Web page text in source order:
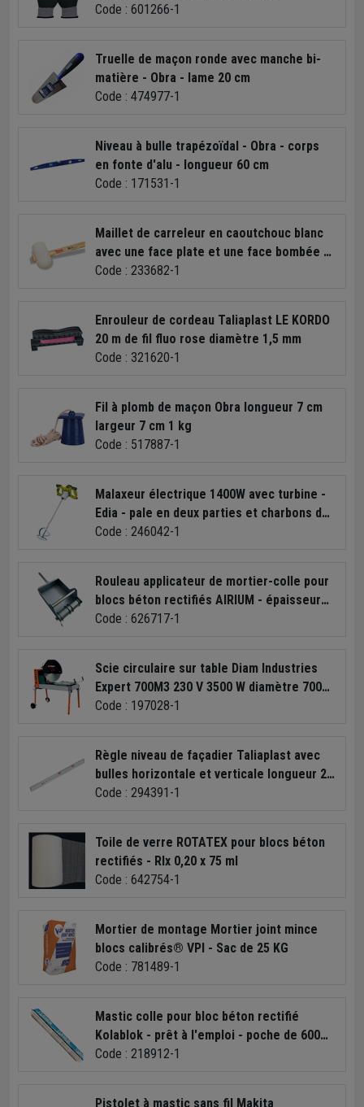
Code : 601266-1
Truelle de maçon ronde avec manche bi-
matière - Obra - lame 20 cm
Code : 474977-1
Niveau à bulle trapézoïdal - Obra - corps
en fonte d'alu - longueur 60 cm
Code : 171531-1
Maillet de carreleur en caoutchouc blanc
avec une face plate et une face bombée -
diamètre 65 mm - 530 g
Code : 233682-1
Enrouleur de cordeau Taliaplast LE KORDO
20 m de fil fluo rose diamètre 1,5 mm
Code : 321620-1
Fil à plomb de maçon Obra longueur 7 cm
largeur 7 cm 1 kg
Code : 517887-1
Malaxeur électrique 1400W avec turbine -
Edia - pale en deux parties et charbons de
rechange
Code : 246042-1
Rouleau applicateur de mortier-colle pour
blocs béton rectifiés AIRIUM - épaisseur
cordon 10 mm
Code : 626717-1
Scie circulaire sur table Diam Industries
Expert 700M3 230 V 3500 W diamètre 700
mm
Code : 197028-1
Règle niveau de façadier Taliaplast avec
bulles horizontale et verticale longueur 2
m
Code : 294391-1
Toile de verre ROTATEX pour blocs béton
rectifiés - Rlx 0,20 x 75 ml
Code : 642754-1
Mortier de montage Mortier joint mince
blocs calibrés® VPI - Sac de 25 KG
Code : 781489-1
Mastic colle pour bloc béton rectifié
Kolablok - prêt à l'emploi - poche de 600
ml
Code : 218912-1
Pistolet à mastic sans fil Makita